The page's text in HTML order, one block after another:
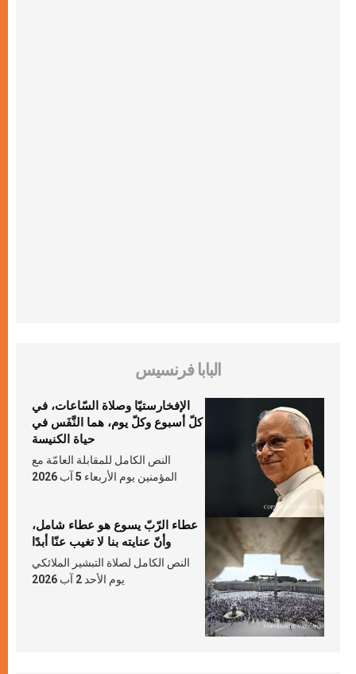
البابا فرنسيس
الإفخارستيّا وصلاة السّاعات، في
كلّ أسبوع وكلّ يوم، هما النَّفَس في
حياة الكنيسة
النص الكامل للمقابلة العامّة مع
المؤمنين يوم الأربعاء 5 آب 2026
عطاء الرّبّ يسوع هو عطاء شامل،
وأنّ عنايته بنا لا تغيب عنّا أبدًا
النص الكامل لصلاة التبشير الملائكي
يوم الأحد 2 آب 2026